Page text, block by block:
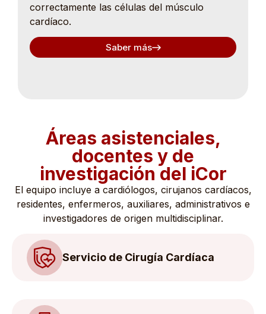
correctamente las células del músculo
cardíaco.
Saber más
Áreas asistenciales,
docentes y de
investigación del iCor
El equipo incluye a cardiólogos, cirujanos cardíacos,
residentes, enfermeros, auxiliares, administrativos e
investigadores de origen multidisciplinar.
Servicio de Cirugía Cardíaca